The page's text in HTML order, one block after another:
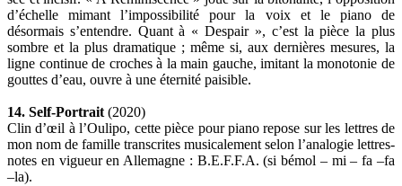
d’échelle mimant l’impossibilité pour la voix et le piano de
désormais s’entendre. Quant à « Despair », c’est la pièce la plus
sombre et la plus dramatique ; même si, aux dernières mesures, la
ligne continue de croches à la main gauche, imitant la monotonie de
gouttes d’eau, ouvre à une éternité paisible.
14. Self-Portrait (2020)
Clin d’œil à l’Oulipo, cette pièce pour piano repose sur les lettres de
mon nom de famille transcrites musicalement selon l’analogie lettres-
notes en vigueur en Allemagne : B.E.F.F.A. (si bémol – mi – fa –fa
–la).